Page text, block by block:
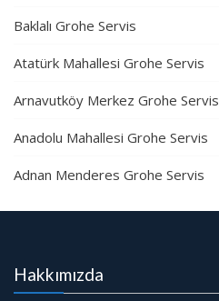
Baklalı Grohe Servis
Atatürk Mahallesi Grohe Servis
Arnavutköy Merkez Grohe Servis
Anadolu Mahallesi Grohe Servis
Adnan Menderes Grohe Servis
Hakkımızda